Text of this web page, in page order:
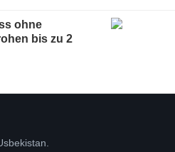
ohne
bis zu 2